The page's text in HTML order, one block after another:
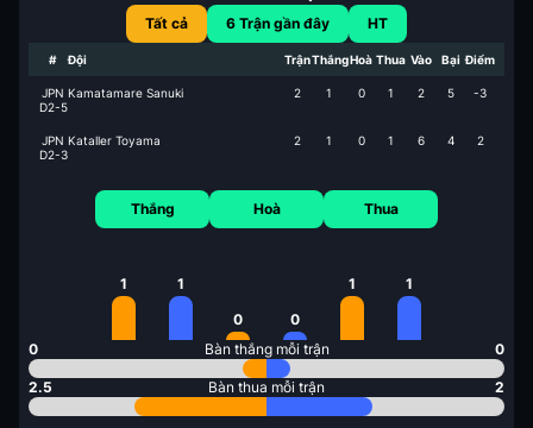
Tất cả 6 Trận gần đây HT
# Đội TrậnThắngHoà Thua Vào Bại Điểm
JPN
D2-5
Kamatamare Sanuki 2 1 0 1 2 5 -3
JPN
D2-3
Kataller Toyama 2 1 0 1 6 4 2
Thắng
1 1
Hoà
0 0
Thua
1 1
0 Bàn thắng mỗi trận 0
2.5 Bàn thua mỗi trận 2